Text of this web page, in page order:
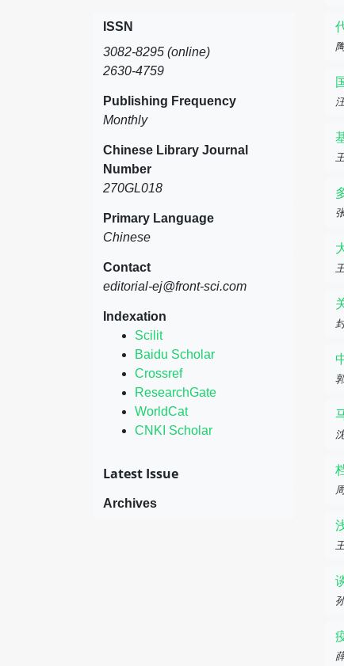
ISSN
3082-8295 (online)
2630-4759
Publishing Frequency
Monthly
Chinese Library Journal
Number
270GL018
Primary Language
Chinese
Contact
editorial-ej@front-sci.com
Indexation
Scilit
Baidu Scholar
Crossref
ResearchGate
WorldCat
CNKI Scholar
Latest Issue
Archives